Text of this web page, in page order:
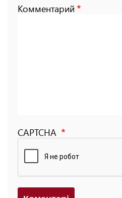
Комментарий
CAPTCHA